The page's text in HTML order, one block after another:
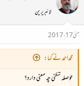
لائبریرین
مئی 17، 2017
محمداحمد نے کہا:
حوصلہ شکنی چہ معنی دارد؟